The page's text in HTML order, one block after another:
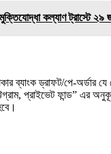
মুক্তিযোদ্ধা কল্যাণ ট্রাস্টে ২৯
ব্যাংক ড্রাফট/পে-অর্ডার
প্রাইভেট ফান্ড” এর